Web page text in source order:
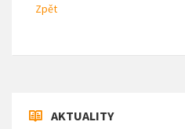
Zpět
AKTUALITY